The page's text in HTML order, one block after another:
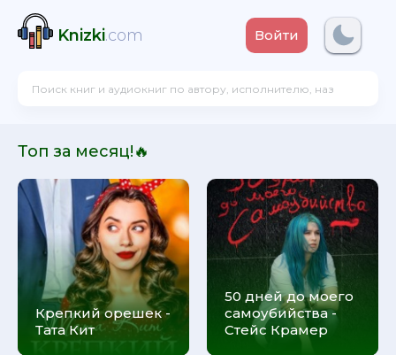
Knizki.com Войти
Топ за месяц!🔥
Крепкий орешек -
Тата Кит
50 дней до моего
самоубийства -
Стейс Крамер